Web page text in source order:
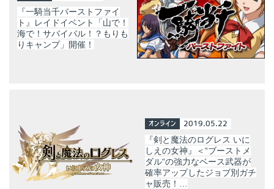
『一騎当千バーストファイ
ト』レイドイベント「山で！
海で！サバイバル！？もりも
りキャンプ」開催！
オンライン 2019.05.22
『剣と魔法のログレス いに
しえの女神』＜“ブーストメ
ダル“の強力なベース武器が
確率アップしたジョブ別ガチ
ャ販売！…